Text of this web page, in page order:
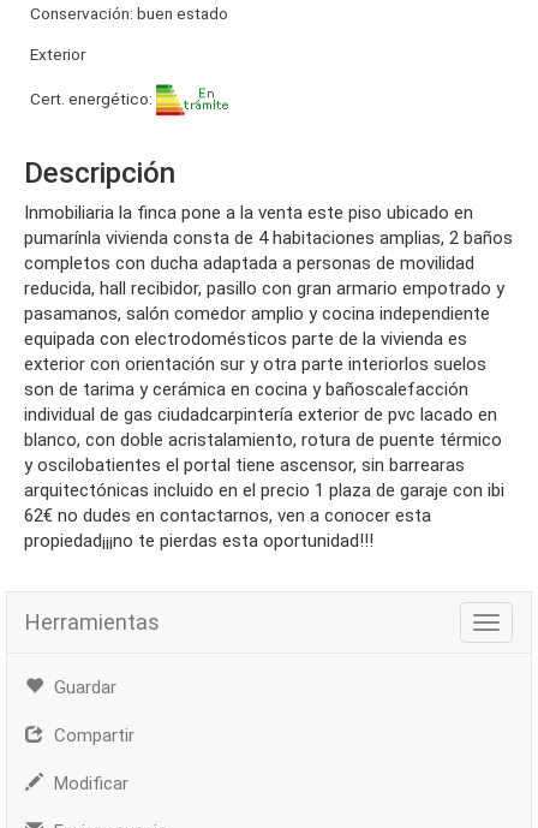
Conservación: buen estado
Exterior
Cert. energético:
Descripción
inmobiliaria la finca pone a la venta este piso ubicado en
pumarínla vivienda consta de 4 habitaciones amplias, 2 baños
completos con ducha adaptada a personas de movilidad
reducida, hall recibidor, pasillo con gran armario empotrado y
pasamanos, salón comedor amplio y cocina independiente
equipada con electrodomésticos parte de la vivienda es
exterior con orientación sur y otra parte interiorlos suelos
son de tarima y cerámica en cocina y bañoscalefacción
individual de gas ciudadcarpintería exterior de pvc lacado en
blanco, con doble acristalamiento, rotura de puente térmico
y oscilobatientes el portal tiene ascensor, sin barrearas
arquitectónicas incluido en el precio 1 plaza de garaje con ibi
62€ no dudes en contactarnos, ven a conocer esta
propiedad¡¡¡no te pierdas esta oportunidad!!!
Herramientas
Guardar
Compartir
Modificar